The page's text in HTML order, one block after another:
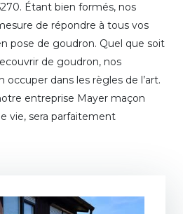
Étant bien formés, nos
de répondre à tous vos
pose de goudron. Quel que soit
de goudron, nos
occuper dans les règles de l’art.
entreprise Mayer maçon
vie, sera parfaitement